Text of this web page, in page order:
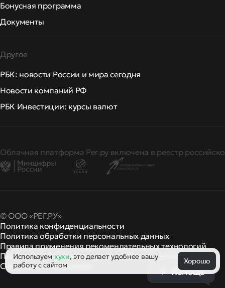
Бонусная программа
Документы
Другое
РБК: новости России и мира сегодня
Новости компаний РФ
РБК Инвестиции: курсы валют
Облачная платформа Рег.ру включена в реестр
© ООО «РЕГ.РУ»
Политика конфиденциальности
Политика обработки персональных данных
Правила применения рекомендательных технологий
Правила пользования и другиеправила и политики
Сообщить о нарушении
Используем куки, это делает удобнее вашу
работу с сайтом
Хорошо
Помощь